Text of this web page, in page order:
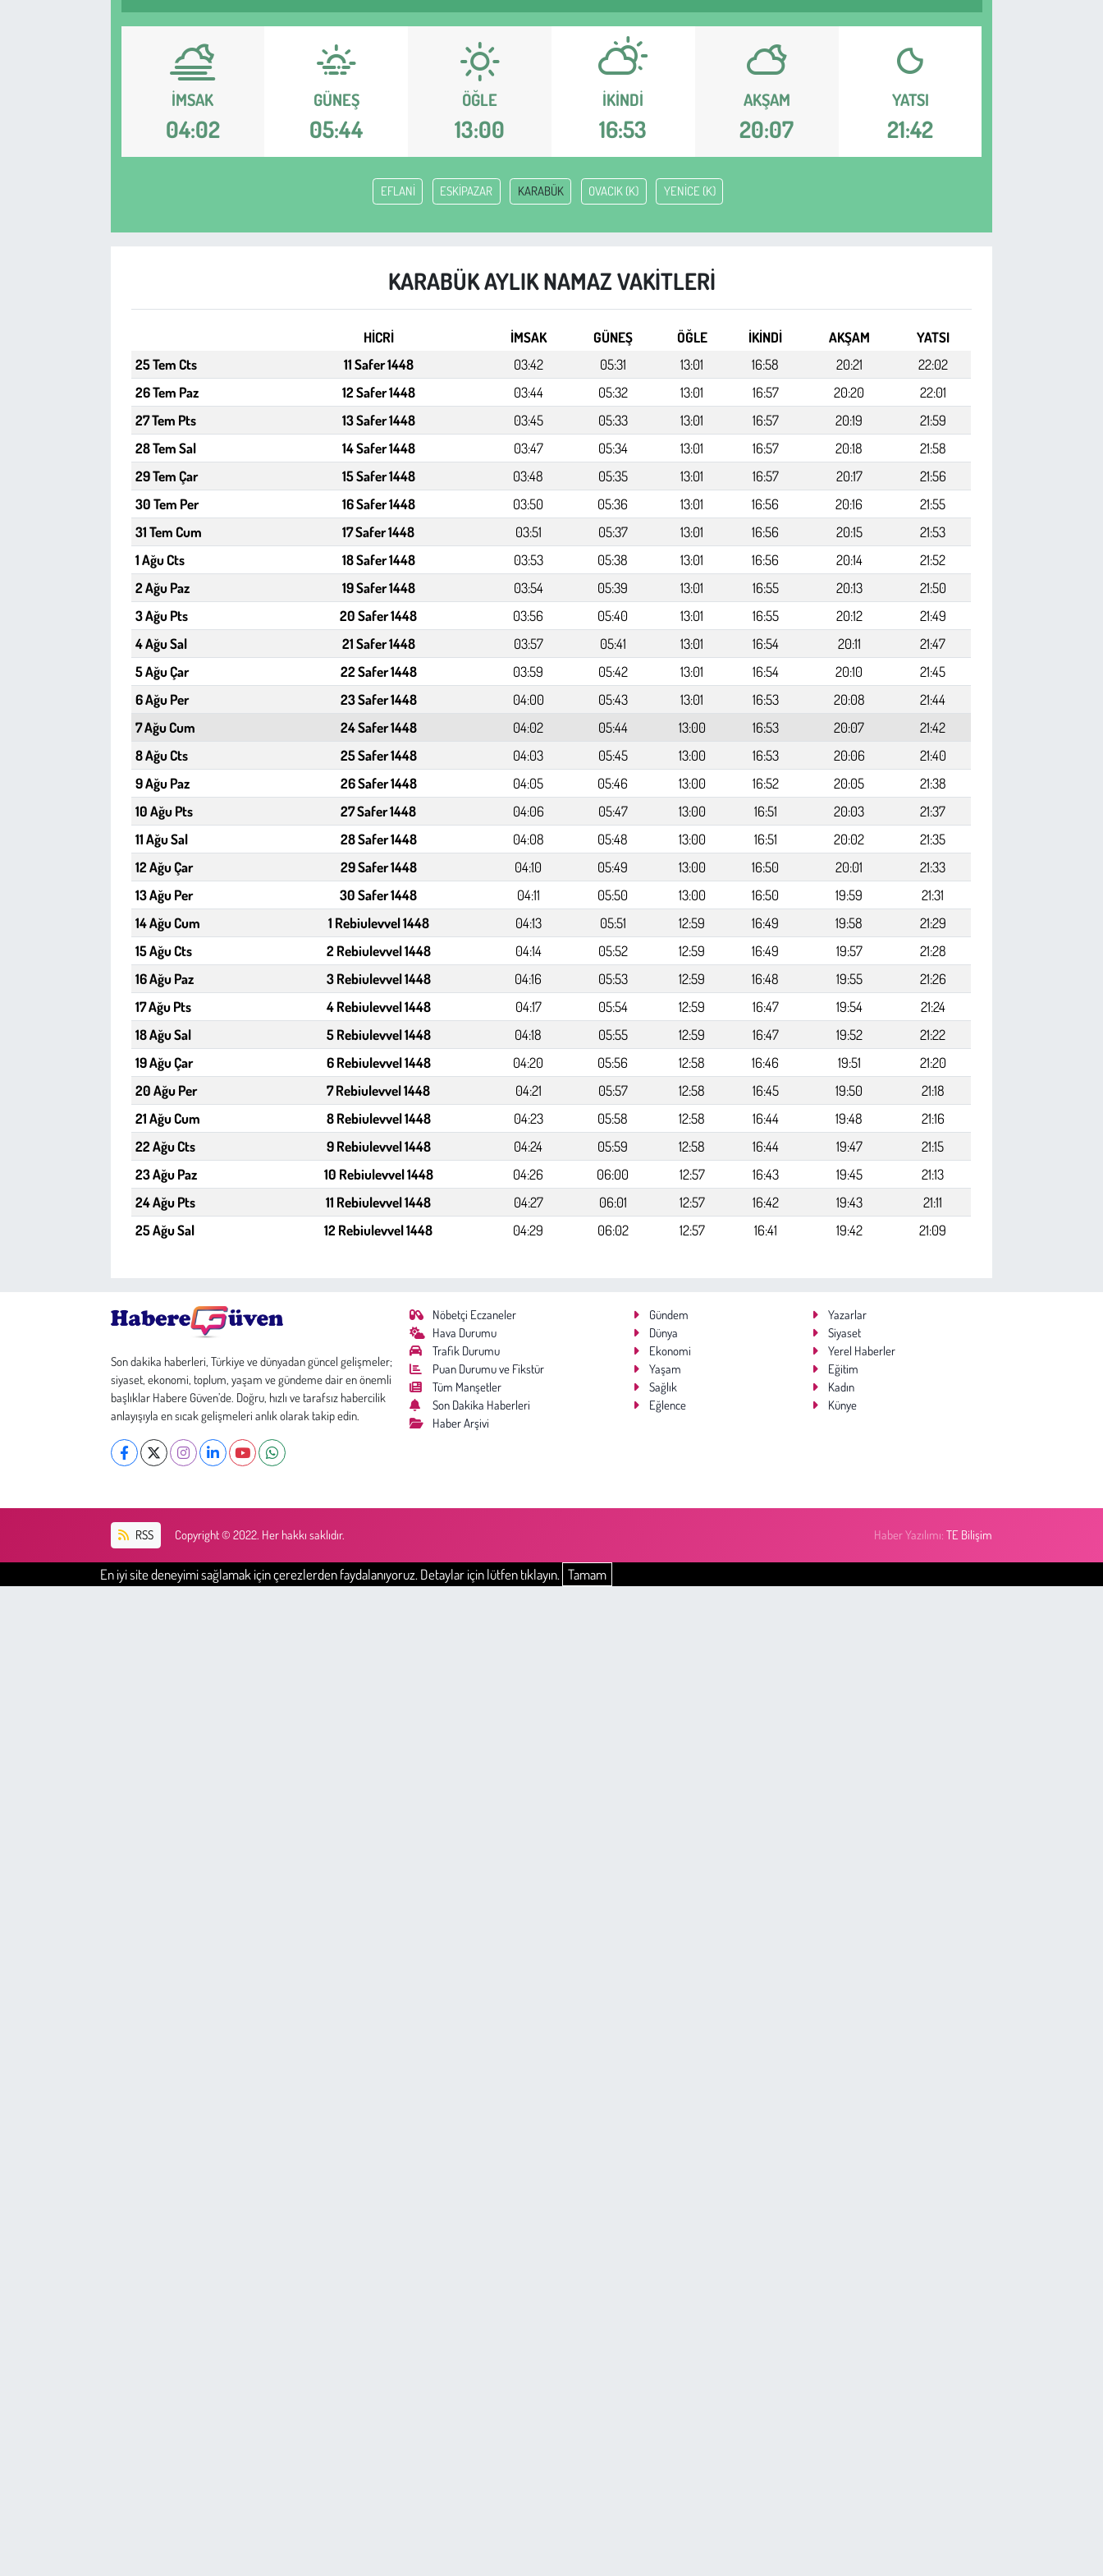
İMSAK
04:02
GÜNEŞ
05:44
ÖĞLE
13:00
İKINDI
16:53
AKŞAM
20:07
YATSI
21:42
EFLANİ ESKİPAZAR KARABÜK OVACIK (K) YENİCE (K)
KARABÜK AYLIK NAMAZ VAKITLERI
HİCRİ İMSAK GÜNEŞ ÖĞLE İKINDI AKŞAM
YATSI
25 Tem Cts
11 Safer 1448 03:42 05:31 13:01 16:58 20:21
22:02
26 Tem Paz
12 Safer 1448 03:44 05:32 13:01 16:57 20:20
22:01
27 Tem Pts
13 Safer 1448 03:45 05:33 13:01 16:57 20:19
21:59
28 Tem Sal
14 Safer 1448 03:47 05:34 13:01 16:57 20:18
21:58
29 Tem Çar
15 Safer 1448 03:48 05:35 13:01 16:57 20:17
21:56
30 Tem Per
16 Safer 1448 03:50 05:36 13:01 16:56 20:16
21:55
31 Tem Cum
17 Safer 1448 03:51 05:37 13:01 16:56 20:15
21:53
1 Ağu Cts
18 Safer 1448 03:53 05:38 13:01 16:56 20:14
21:52
2 Ağu Paz
19 Safer 1448 03:54 05:39 13:01 16:55 20:13
21:50
3 Ağu Pts
20 Safer 1448 03:56 05:40 13:01 16:55 20:12
21:49
4 Ağu Sal
21 Safer 1448 03:57 05:41 13:01 16:54 20:11
21:47
5 Ağu Çar
22 Safer 1448 03:59 05:42 13:01 16:54 20:10
21:45
6 Ağu Per
23 Safer 1448 04:00 05:43 13:01 16:53 20:08
21:44
7 Ağu Cum
24 Safer 1448 04:02 05:44 13:00 16:53 20:07
21:42
8 Ağu Cts
25 Safer 1448 04:03 05:45 13:00 16:53 20:06
21:40
9 Ağu Paz
26 Safer 1448 04:05 05:46 13:00 16:52 20:05
21:38
10 Ağu Pts
27 Safer 1448 04:06 05:47 13:00 16:51 20:03
21:37
11 Ağu Sal
28 Safer 1448 04:08 05:48 13:00 16:51 20:02
21:35
12 Ağu Çar
29 Safer 1448 04:10 05:49 13:00 16:50 20:01
21:33
13 Ağu Per
30 Safer 1448 04:11 05:50 13:00 16:50 19:59
21:31
14 Ağu Cum
1 Rebiulevvel 1448 04:13 05:51 12:59 16:49 19:58
21:29
15 Ağu Cts
2 Rebiulevvel 1448 04:14 05:52 12:59 16:49 19:57
21:28
16 Ağu Paz
3 Rebiulevvel 1448 04:16 05:53 12:59 16:48 19:55
21:26
17 Ağu Pts
4 Rebiulevvel 1448 04:17 05:54 12:59 16:47 19:54
21:24
18 Ağu Sal
5 Rebiulevvel 1448 04:18 05:55 12:59 16:47 19:52
21:22
19 Ağu Çar
6 Rebiulevvel 1448 04:20 05:56 12:58 16:46 19:51
21:20
20 Ağu Per
7 Rebiulevvel 1448 04:21 05:57 12:58 16:45 19:50
21:18
21 Ağu Cum
8 Rebiulevvel 1448 04:23 05:58 12:58 16:44 19:48
21:16
22 Ağu Cts
9 Rebiulevvel 1448 04:24 05:59 12:58 16:44 19:47
21:15
23 Ağu Paz
10 Rebiulevvel 1448 04:26 06:00 12:57 16:43 19:45
21:13
24 Ağu Pts
11 Rebiulevvel 1448 04:27 06:01 12:57 16:42 19:43
21:11
25 Ağu Sal
12 Rebiulevvel 1448 04:29 06:02 12:57 16:41 19:42 21:09
Son dakika haberleri, Türkiye ve dünyadan güncel gelişmeler;
siyaset, ekonomi, toplum, yaşam ve gündeme dair en önemli
başlıklar Habere Güven’de. Doğru, hızlı ve tarafsız habercilik
anlayışıyla en sıcak gelişmeleri anlık olarak takip edin.
Nöbetçi Eczaneler
Hava Durumu
Trafik Durumu
Puan Durumu ve Fikstür
Tüm Manşetler
Son Dakika Haberleri
Haber Arşivi
Gündem
Yazarlar
Dünya
Siyaset
Ekonomi
Yerel Haberler
Yaşam
Eğitim
Sağlık
Kadın
Eğlence
Künye
RSS Copyright © 2022. Her hakkı saklıdır. Haber Yazılımı:TE Bilişim
En iyi site deneyimi sağlamak için çerezlerden faydalanıyoruz. Detaylar için lütfen tıklayın. Tamam